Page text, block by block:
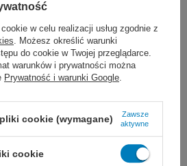
dla maszynek
użytku
100 sztuk.
w celu realizacji usług zgodnie z
. Możesz określić warunki
do cookie w Twojej przeglądarce.
warunków i prywatności można
Prywatność i warunki Google
cookie (wymagane)
Zawsze
aktywne
cookie